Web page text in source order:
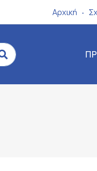
Αρχική